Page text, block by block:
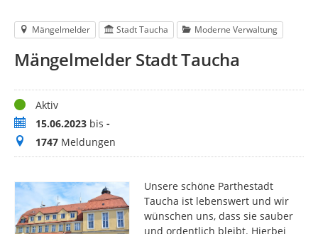
Mängelmelder Stadt Taucha Moderne Verwaltung
Mängelmelder Stadt Taucha
StatusAktiv
Zeitraum15.06.2023 bis -
Meldungen
1747 Meldungen
Unsere schöne Parthestadt
Taucha ist lebenswert und wir
wünschen uns, dass sie sauber
und ordentlich bleibt. Hierbei